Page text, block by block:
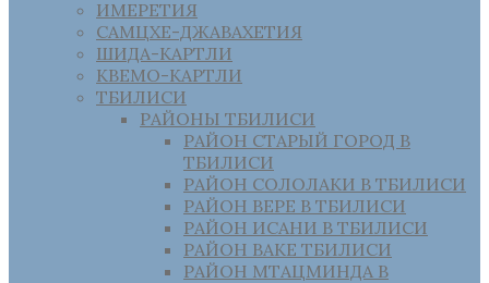
ИМЕРЕТИЯ
САМЦХЕ-ДЖАВАХЕТИЯ
ШИДА-КАРТЛИ
КВЕМО-КАРТЛИ
ТБИЛИСИ
РАЙОНЫ ТБИЛИСИ
РАЙОН СТАРЫЙ ГОРОД В
ТБИЛИСИ
РАЙОН СОЛОЛАКИ В ТБИЛИСИ
РАЙОН ВЕРЕ В ТБИЛИСИ
РАЙОН ИСАНИ В ТБИЛИСИ
РАЙОН ВАКЕ ТБИЛИСИ
РАЙОН МТАЦМИНДА В